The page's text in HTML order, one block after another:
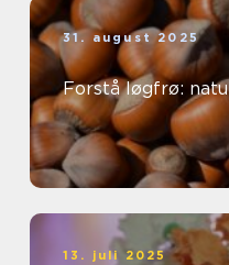
31. august 2025
Forstå løgfrø:
13. juli 2025